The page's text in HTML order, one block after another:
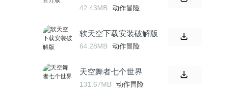
42.43MB 动作冒险
软天空下载安装破解版
64.28MB 动作冒险
天空舞者七个世界
131.67MB 动作冒险